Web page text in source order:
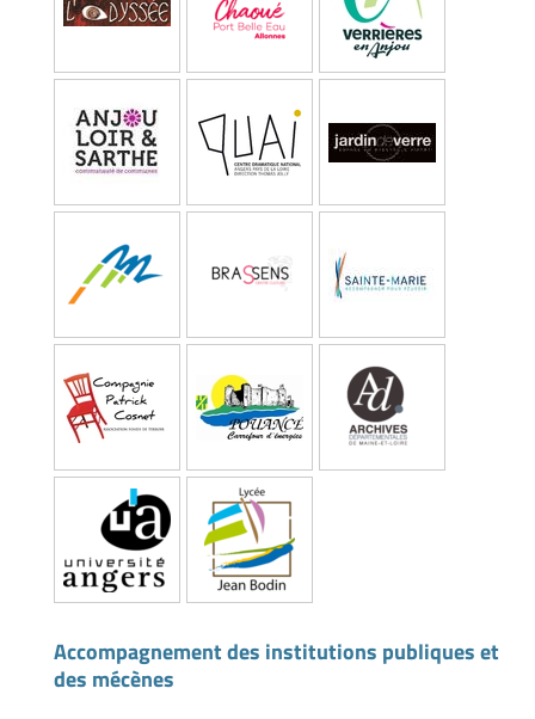
Accompagnement des institutions publiques et
des mécènes